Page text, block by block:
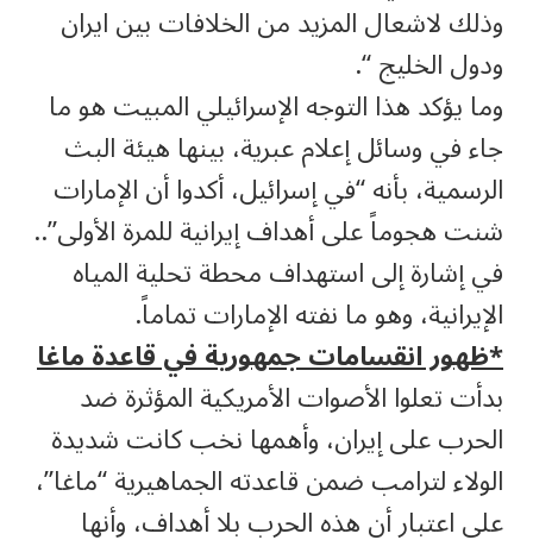
وذلك لاشعال المزيد من الخلافات بين ايران
ودول الخليج “.
وما يؤكد هذا التوجه الإسرائيلي المبيت هو ما
جاء في وسائل إعلام عبرية، بينها هيئة البث
الرسمية، بأنه “في إسرائيل، أكدوا أن الإمارات
شنت هجوماً على أهداف إيرانية للمرة الأولى”..
في إشارة إلى استهداف محطة تحلية المياه
الإيرانية، وهو ما نفته الإمارات تماماً.
*ظهور انقسامات جمهورية في قاعدة ماغا
بدأت تعلوا الأصوات الأمريكية المؤثرة ضد
الحرب على إيران، وأهمها نخب كانت شديدة
الولاء لترامب ضمن قاعدته الجماهيرية “ماغا”،
على اعتبار أن هذه الحرب بلا أهداف، وأنها